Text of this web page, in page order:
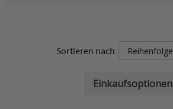
Sortieren nach
Einkaufsoptionen